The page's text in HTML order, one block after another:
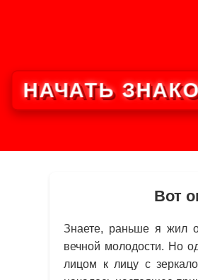
Вот
Знаете, раньше я жил
вечной молодости. Но
лицом к лицу с
НАЧАТЬ